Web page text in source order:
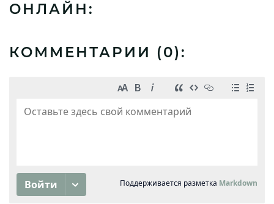
ОНЛАЙН:
КОММЕНТАРИИ (0):